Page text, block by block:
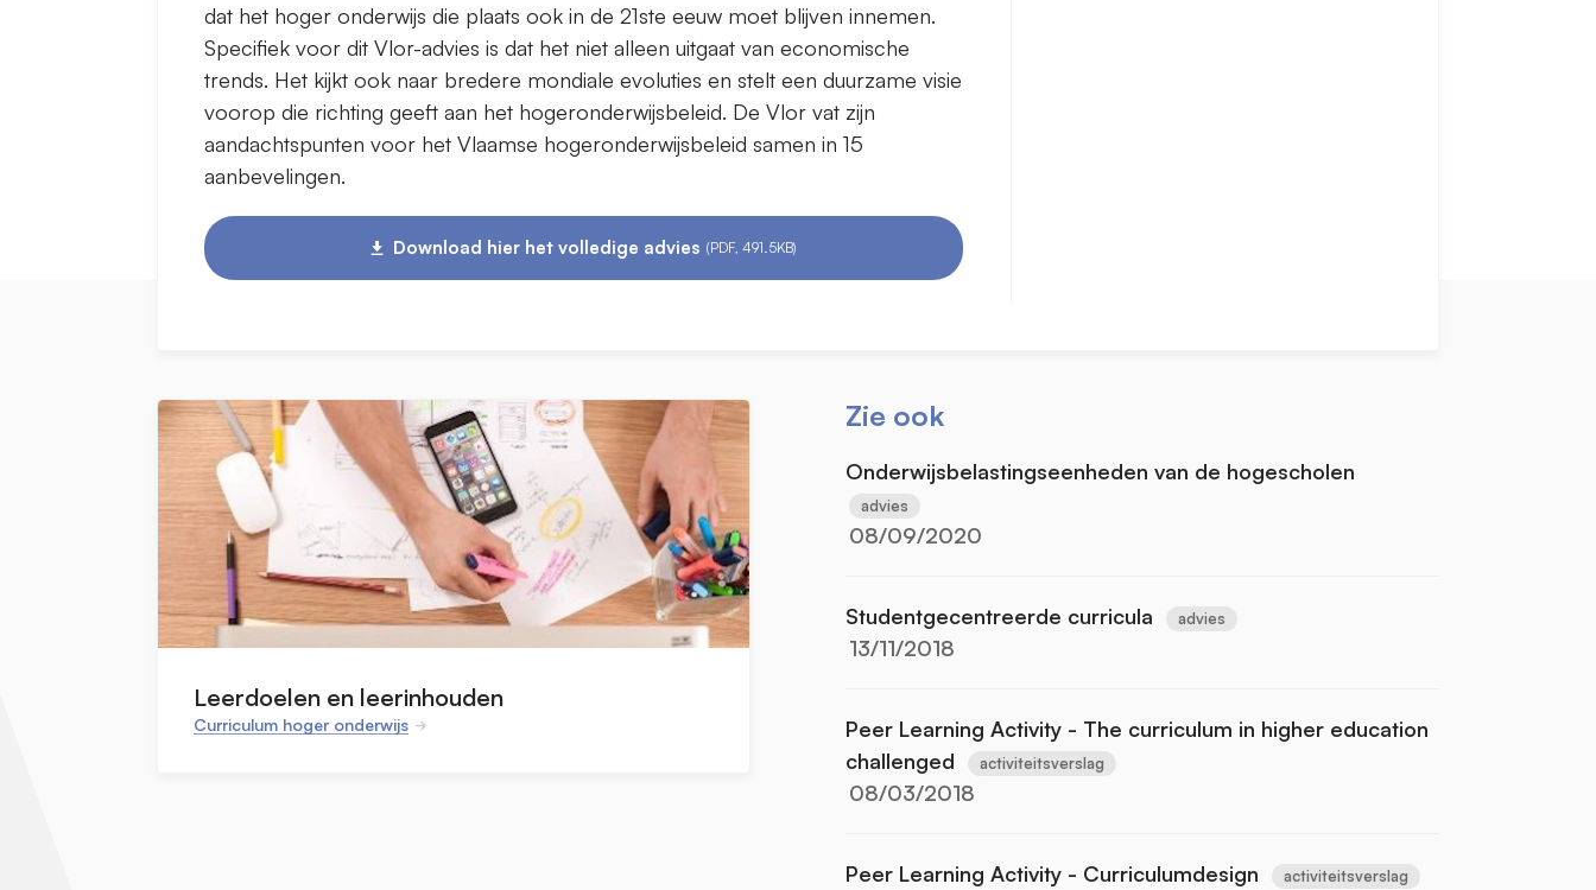
dat het hoger onderwijs die plaats ook in de 21ste eeuw moet blijven innemen.
Specifiek voor dit Vlor-advies is dat het niet alleen uitgaat van economische
trends. Het kijkt ook naar bredere mondiale evoluties en stelt een duurzame visie
voorop die richting geeft aan het hogeronderwijsbeleid. De Vlor vat zijn
aandachtspunten voor het Vlaamse hogeronderwijsbeleid samen in 15
aanbevelingen.
Download hier het volledige advies (PDF, 491.5KB)
Leerdoelen en leerinhouden
Curriculum hoger onderwijs
Zie ook
Onderwijsbelastingseenheden van de hogescholen
advies
08/09/2020
Studentgecentreerde curricula advies
13/11/2018
Peer Learning Activity - The curriculum in higher education
challenged
activiteitsverslag
08/03/2018
Peer Learning Activity - Curriculumdesign activiteitsverslag